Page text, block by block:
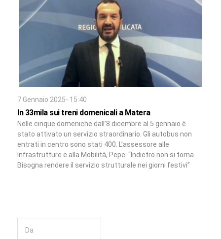
7 Gennaio 2025- 15:40
In 33mila sui treni domenicali a Matera
Nelle cinque domeniche dall’8 dicembre al 5 gennaio è
stato attivato un servizio straordinario. Gli autobus non
entrati in centro sono stati 400. L’assessore alle
Infrastrutture e alla Mobilità, Pepe: “Indietro non si torna.
Bisogna rendere il servizio strutturale nei giorni festivi”